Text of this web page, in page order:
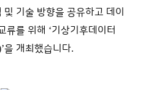
기술 방향을 공유하고 데이
류를 위해 ‘기상기후데이터
을 개최했습니다.